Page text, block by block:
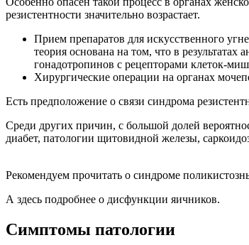
резистентности значительно возрастает.
Прием препаратов для искусственного
теория основана на том, что в
гонадотропинов с рецепторами клеток-
Хирургические операции на органах
Есть предположение о связи синдрома
Среди других причин, с большой долей
диабет, патологии щитовидной железы,
Рекомендуем прочитать о синдроме
А здесь подробнее о дисфункции яичников.
Симптомы патологии